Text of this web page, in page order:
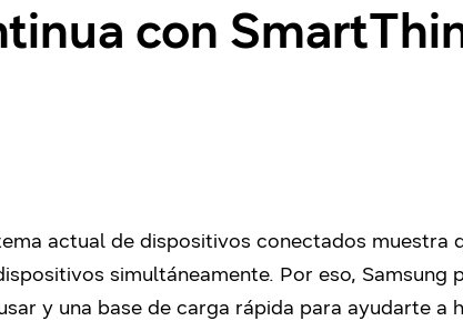
con
actual de dispositivos conectados muestra
simultáneamente. Por eso, Samsung
y una base de carga rápida para ayudarte a